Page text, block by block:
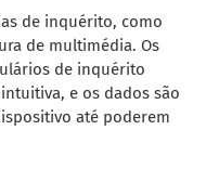
de inquérito, como
de multimédia. Os
de inquérito
e os dados são
até poderem